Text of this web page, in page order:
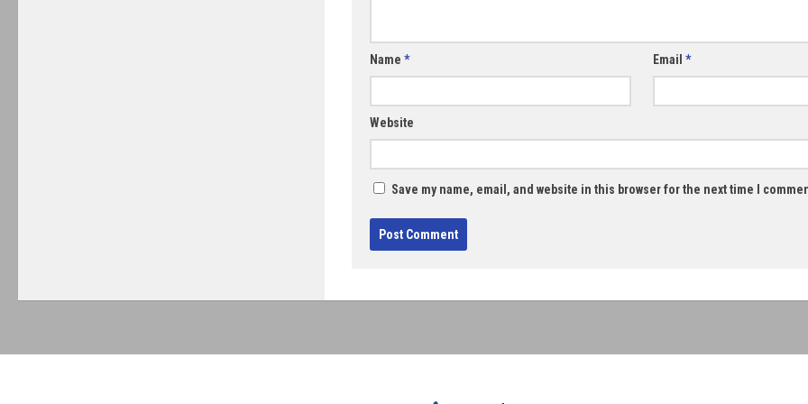
Name * Email*
Website
Save my name, email, and website in this browser for the next time I